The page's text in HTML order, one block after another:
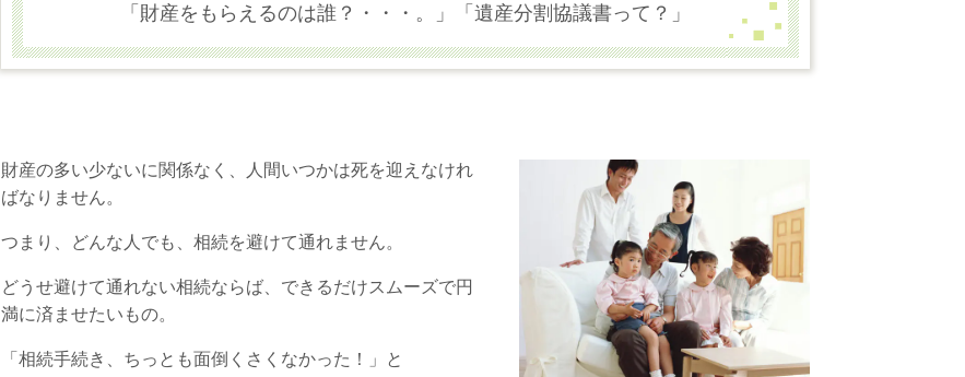
「財産をもらえるのは誰？・・・。」「遺産分割協議書って？」
財産の多い少ないに関係なく、人間いつかは死を迎えなけれ
ばなりません。
つまり、どんな人でも、相続を避けて通れません。
どうせ避けて通れない相続ならば、できるだけスムーズで円
満に済ませたいもの。
「相続手続き、ちっとも面倒くさくなかった！」と